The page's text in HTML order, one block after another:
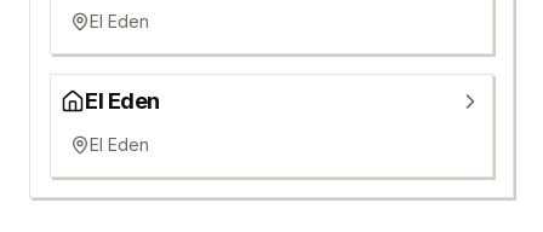
El Eden
El Eden
El Eden